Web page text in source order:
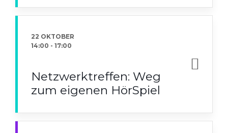
22 OKTOBER
14:00 - 17:00
Netzwerktreffen: Weg
zum eigenen HörSpiel